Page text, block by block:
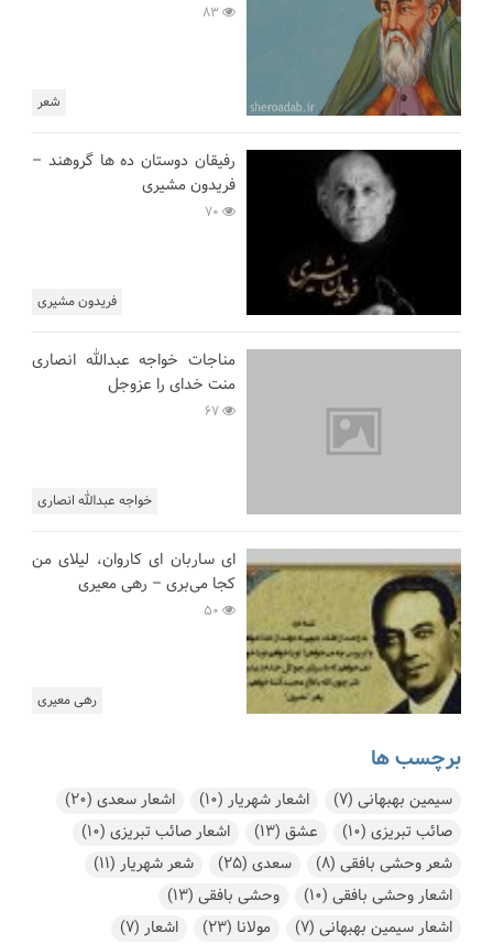
شعر
فریدون مشیری
رفیقان دوستان ده ها گروهند –
فریدون مشیری
خواجه عبدالله انصاری
مناجات خواجه عبدالله انصاری
منت خدای را عزوجل
رهی معیری
ای ساربان ای کاروان، لیلای من
کجا می‌بری – رهی معیری
برچسب ها
سیمین بهبهانی(7) اشعار شهریار (10) اشعار سعدی(20)
صائب تبریزی(10) عشق(13) اشعار صائب تبریزی(10)
شعر وحشی بافقی(8) سعدی(25) شعر شهریار (11)
اشعار وحشی بافقی(10) وحشی بافقی(13)
اشعار سیمین بهبهانی(7) مولانا (23) اشعار (7)